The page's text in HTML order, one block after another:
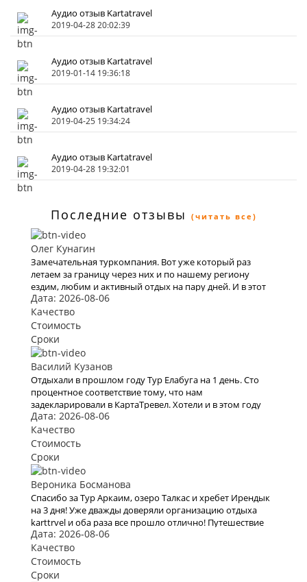
Аудио отзыв Kartatravel
2019-04-28 20:02:39
Аудио отзыв Kartatravel
2019-01-14 19:36:18
Аудио отзыв Kartatravel
2019-04-25 19:34:24
Аудио отзыв Kartatravel
2019-04-28 19:32:01
Последние отзывы (читать все)
Олег Кунагин
Замечательная туркомпания. Вот уже который раз
летаем за границу через них и по нашему региону
ездим, любим и активный отдых на пару дней. И в этот
раз тоже купили очередной тур через них. Вежливый
персонал , дружественный коллектив. Быстро и
моментально нашли тур по всем нашим параметрам , в
итоге мы выбрали Тур в Уфу на 3 дня. Спасибо всему
коллективу кампании. В следующий раз обязательно
воспользуемся вашими услугами .
Дата: 2026-08-06
Качество
Стоимость
Сроки
Василий Кузанов
Отдыхали в прошлом году Тур Елабуга на 1 день. Сто
процентное соответствие тому, что нам
задекларировали в КартаТревел. Хотели и в этом году
воспользоваться их услугами, но видимо эта пандемия
все испортит.
Дата: 2026-08-06
Качество
Стоимость
Сроки
Вероника Босманова
Спасибо за Тур Аркаим, озеро Талкас и хребет Ирендык
на 3 дня! Уже дважды доверяли организацию отдыха
karttrvel и оба раза все прошло отлично! Путешествие
было с маленьким ребёнком поэтому к выбору тура
подходили особенно трепетно. Большое спасибо за
помощь во всех организационных вопросах, быстрое
оформление виз и такое внимательное отношение!
Дата: 2026-08-06
Качество
Стоимость
Сроки